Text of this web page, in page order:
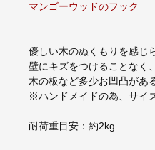
マンゴーウッドのフック
優しい木のぬくもりを感じ
壁にキズをつけることなく
木の板など多少お凹凸があ
※ハンドメイドの為、サイ
耐荷重目安：約2kg